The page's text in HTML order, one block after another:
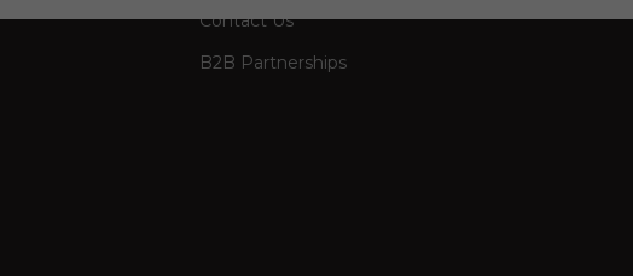
Contact Us
B2B Partnerships